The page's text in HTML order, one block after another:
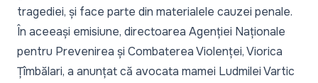
tragediei, și face parte din materialele cauzei penale.
În aceeași emisiune, directoarea Agenției Naționale
pentru Prevenirea și Combaterea Violenței, Viorica
Țîmbălari, a anunțat că avocata mamei Ludmilei Vartic